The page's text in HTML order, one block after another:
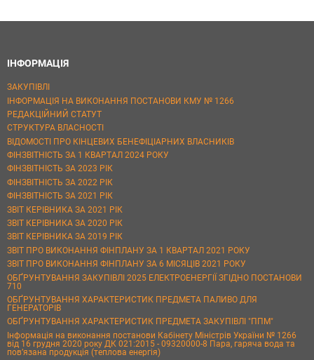
ІНФОРМАЦІЯ
ЗАКУПІВЛІ
ІНФОРМАЦІЯ НА ВИКОНАННЯ ПОСТАНОВИ КМУ № 1266
РЕДАКЦІЙНИЙ СТАТУТ
СТРУКТУРА ВЛАСНОСТІ
ВІДОМОСТІ ПРО КІНЦЕВИХ БЕНЕФІЦІАРНИХ ВЛАСНИКІВ
ФІНЗВІТНІСТЬ ЗА 1 КВАРТАЛ 2024 РОКУ
ФІНЗВІТНІСТЬ ЗА 2023 РІК
ФІНЗВІТНІСТЬ ЗА 2022 РІК
ФІНЗВІТНІСТЬ ЗА 2021 РІК
ЗВІТ КЕРІВНИКА ЗА 2021 РІК
ЗВІТ КЕРІВНИКА ЗА 2020 РІК
ЗВІТ КЕРІВНИКА ЗА 2019 РІК
ЗВІТ ПРО ВИКОНАННЯ ФІНПЛАНУ ЗА 1 КВАРТАЛ 2021 РОКУ
ЗВІТ ПРО ВИКОНАННЯ ФІНПЛАНУ ЗА 6 МІСЯЦІВ 2021 РОКУ
ОБҐРУНТУВАННЯ ЗАКУПІВЛІ 2025 ЕЛЕКТРОЕНЕРГІЇ ЗГІДНО ПОСТАНОВИ
710
ОБҐРУНТУВАННЯ ХАРАКТЕРИСТИК ПРЕДМЕТА ПАЛИВО ДЛЯ
ГЕНЕРАТОРІВ
ОБҐРУНТУВАННЯ ХАРАКТЕРИСТИК ПРЕДМЕТА ЗАКУПІВЛІ "ППМ"
Інформація на виконання постанови Кабінету Міністрів України № 1266
від 16 грудня 2020 року ДК 021:2015 - 09320000-8 Пара, гаряча вода та
пов’язана продукція (теплова енергія)